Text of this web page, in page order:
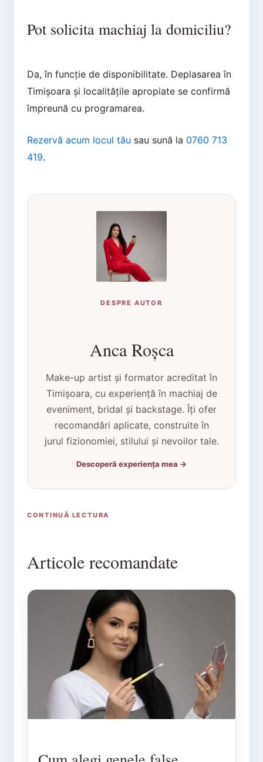
Pot solicita machiaj la domiciliu?
Da, în funcție de disponibilitate. Deplasarea în
Timișoara și localitățile apropiate se confirmă
împreună cu programarea.
Rezervă acum locul tău sau sună la 0760 713
419.
DESPRE AUTOR
Anca Roșca
Make-up artist și formator acreditat în
Timișoara, cu experiență în machiaj de
eveniment, bridal și backstage. Îți ofer
recomandări aplicate, construite în
jurul fizionomiei, stilului și nevoilor tale.
Descoperă experiența mea →
CONTINUĂ LECTURA
Articole recomandate